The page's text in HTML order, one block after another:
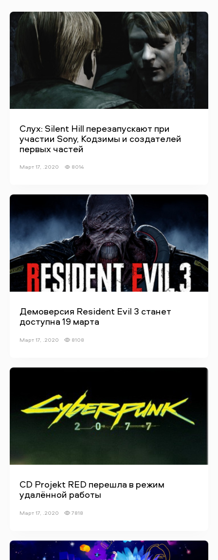
Слух: Silent Hill перезапускают при
участии Sony, Кодзимы и создателей
первых частей
Март 17, .2020 8014
Демоверсия Resident Evil 3 станет
доступна 19 марта
Март 17, .2020 8108
CD Projekt RED перешла в режим
удалённой работы
Март 17, .2020 7818